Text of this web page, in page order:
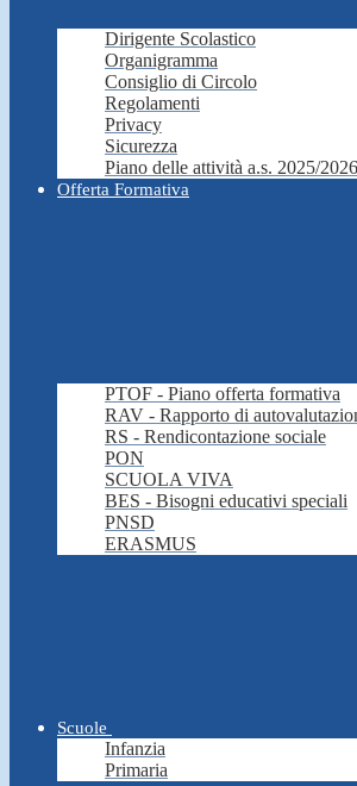
Dirigente Scolastico
Organigramma
Consiglio di Circolo
Regolamenti
Privacy
Sicurezza
Piano delle attività a.s. 2025/2026
Offerta Formativa
PTOF - Piano offerta formativa
RAV - Rapporto di
RS - Rendicontazione sociale
PON
SCUOLA VIVA
BES - Bisogni educativi speciali
PNSD
ERASMUS
Scuole
Infanzia
Primaria